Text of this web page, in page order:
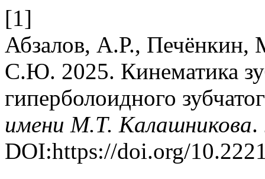
[1]
Абзалов, А.Р.,
С.Ю. 2025. Кинематика
гиперболоидного
имени М.Т. Калашникова.
DOI:https://doi.org/